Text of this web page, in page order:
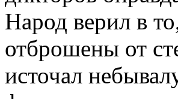
Народ верил в
отброшены от
источал